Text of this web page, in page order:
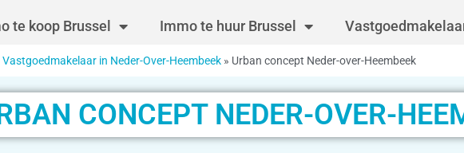
te koop Brussel Immo te huur Brussel
Vastgoedmakelaar in Neder-Over-Heembeek » Urban concept Neder-over-Heembeek
CONCEPT NEDER-OVER-